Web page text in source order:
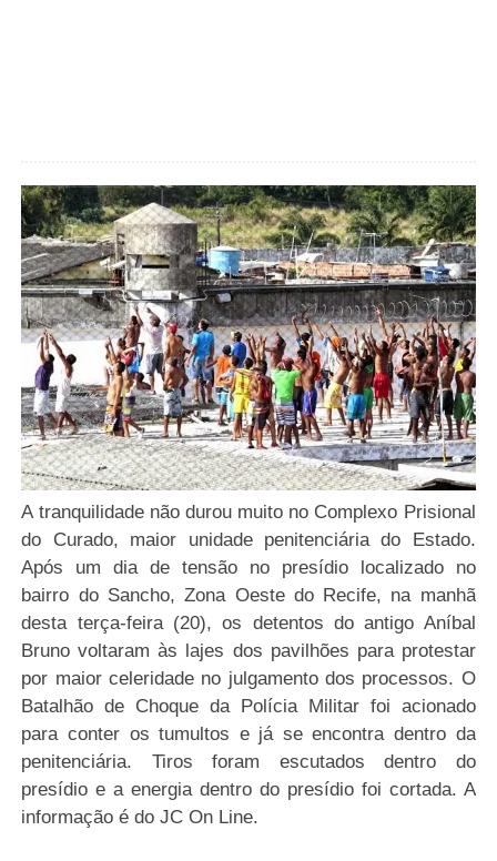
A tranquilidade não durou muito no Complexo Prisional
do Curado, maior unidade penitenciária do Estado.
Após um dia de tensão no presídio localizado no
bairro do Sancho,Zona Oestedo Recife, na manhã
desta terça-feira (20), os detentos do antigo Aníbal
Bruno voltaram às lajes dos pavilhões para protestar
por maior celeridade no julgamento dos processos. O
Batalhão de Choque da Polícia Militar foi acionado
para conter os tumultos e já se encontra dentro da
penitenciária. Tiros foram escutados dentro do
presídio e a energia dentro do presídio foi cortada. A
informação é do JC On Line.